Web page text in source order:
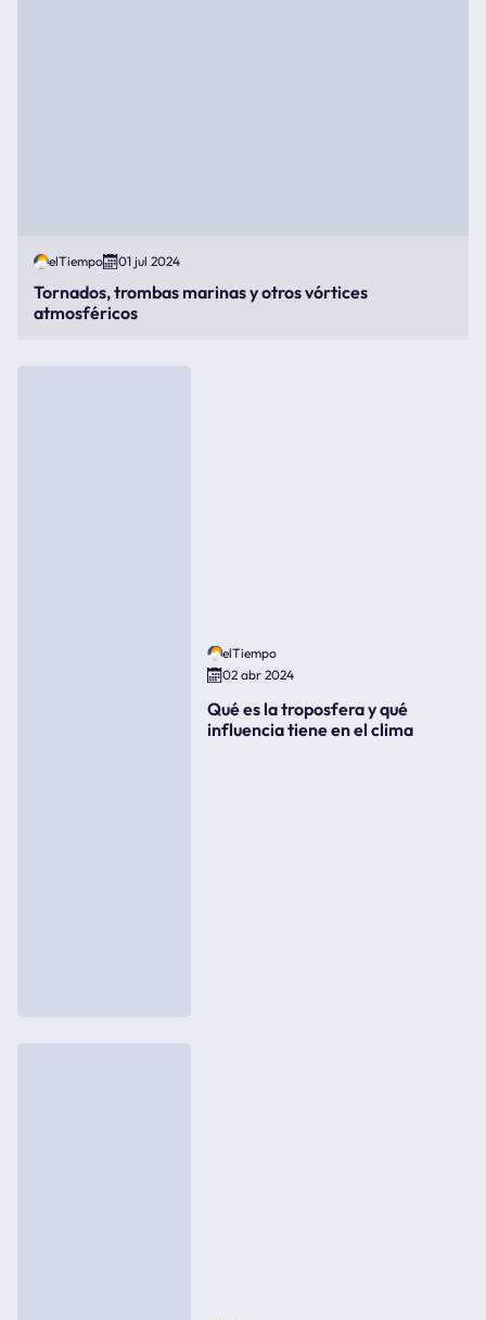
elTiempo 01 jul 2024
Tornados, trombas marinas y otros vórtices
atmosféricos
elTiempo
02 abr 2024
Qué es la troposfera y qué
influencia tiene en el clima